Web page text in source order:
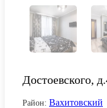
Достоевского,
Район: Вахитовский